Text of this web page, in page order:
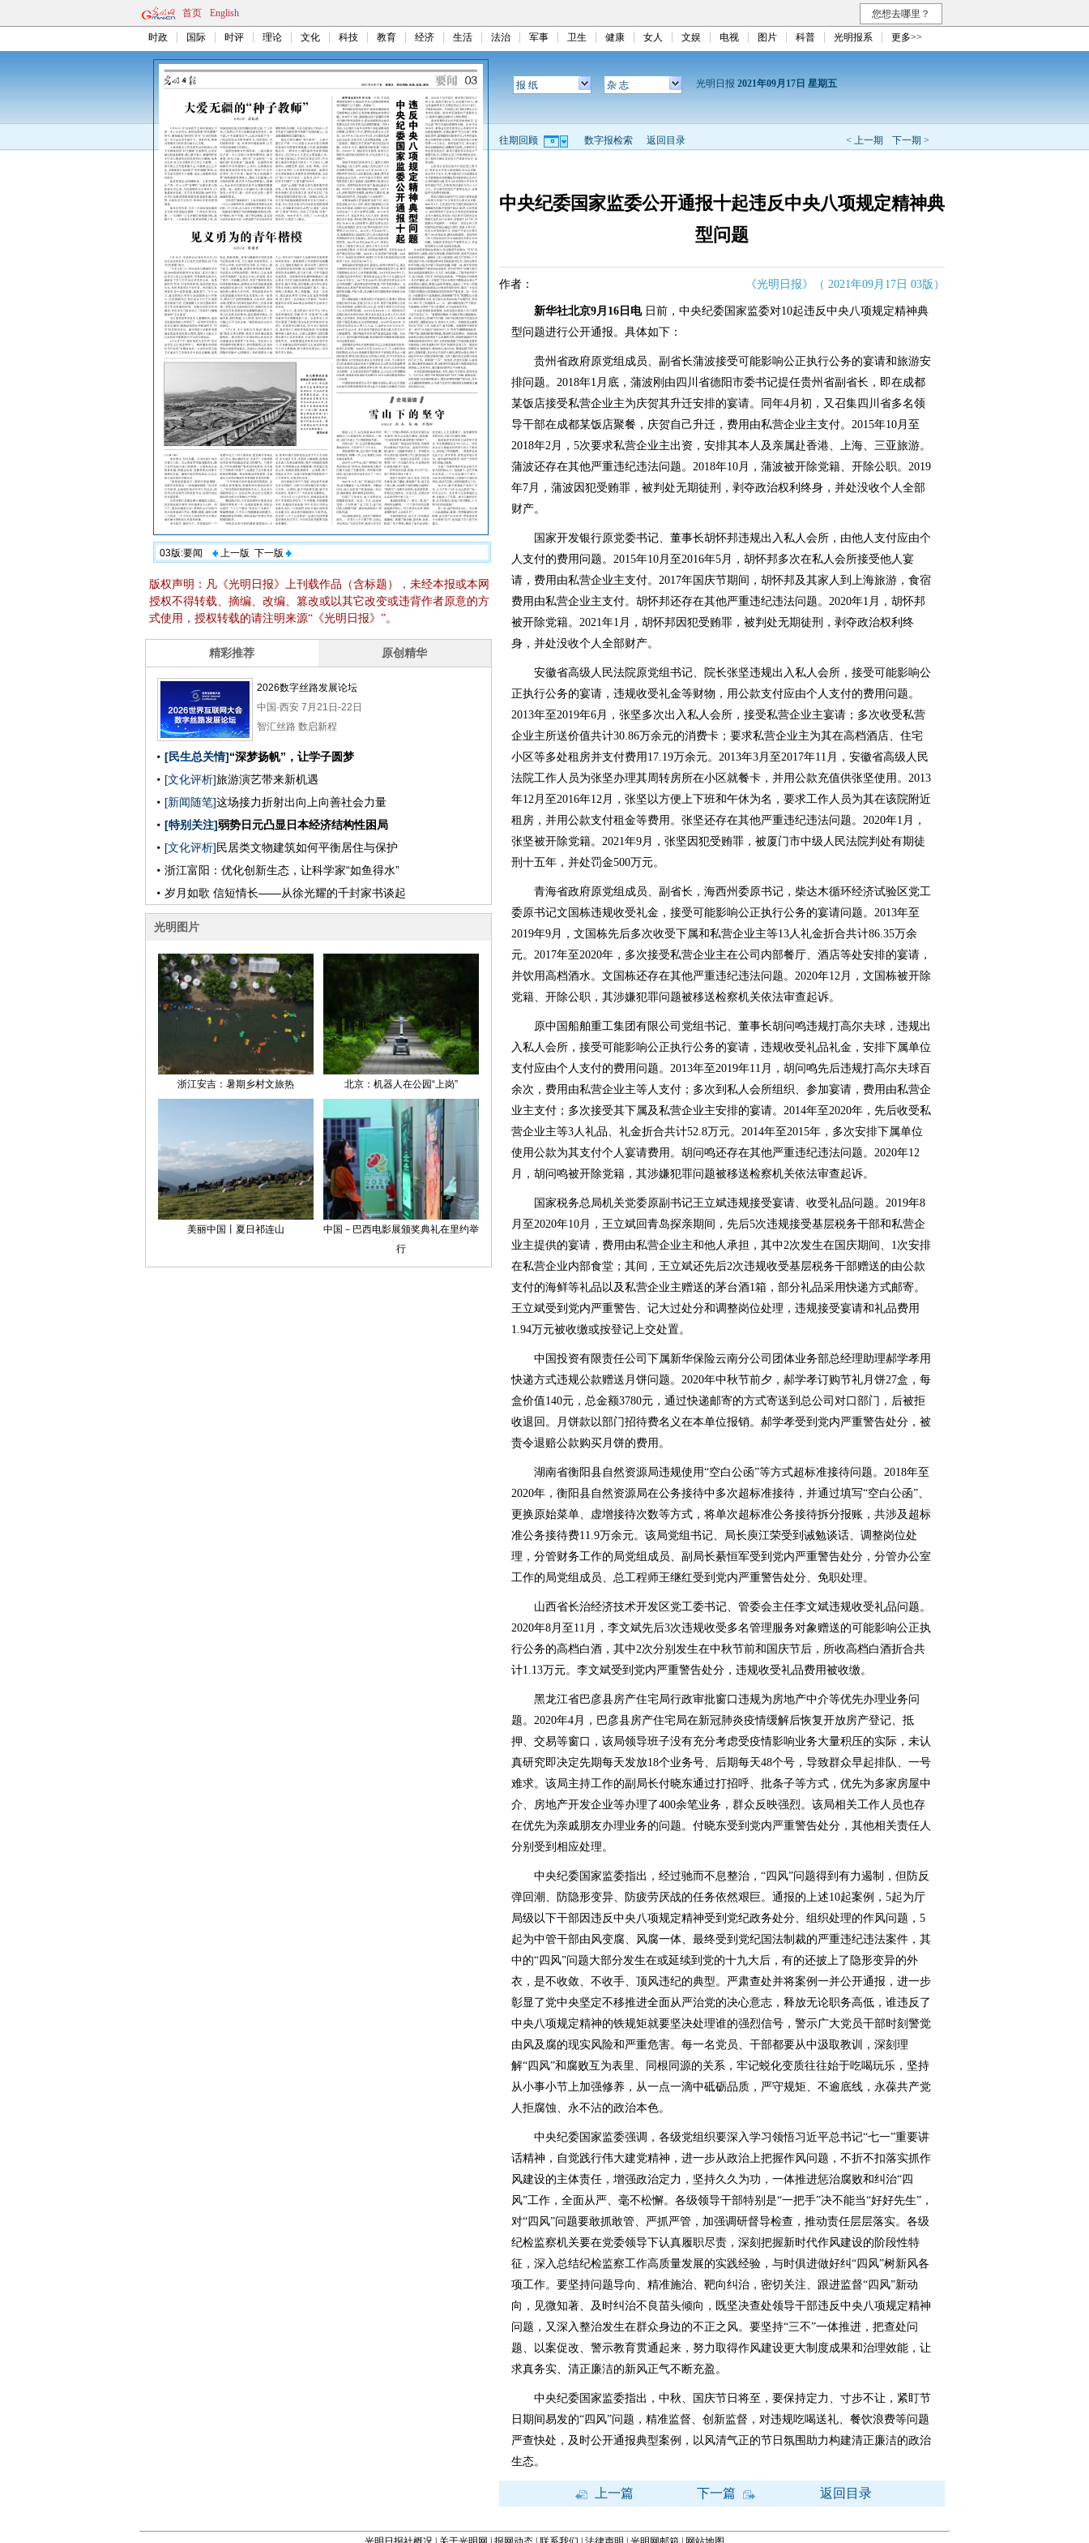
首页 English 您想去哪里？
时政 国际 时评 理论 文化 科技 教育 经济 生活 法治 军事 卫生 健康 女人 文娱 电视 图片 科普 光明报系 更多>>
03版:要闻 上一版 下一版
版权声明：凡《光明日报》上刊载作品（含标题），未经本报或本网
授权不得转载、摘编、改编、篡改或以其它改变或违背作者原意的方
式使用，授权转载的请注明来源“《光明日报》”。
报 纸 杂 志 光明日报 2021年09月17日 星期五
< 上一期 下一期 >
往期回顾 数字报检索 返回目录
中央纪委国家监委公开通报十起违反中央八项规定精神典
型问题
作者： 《光明日报》（ 2021年09月17日 03版）
新华社北京9月16日电日前，中央纪委国家监委对10起违反中央八项规定精神典
型问题进行公开通报。具体如下：
贵州省政府原党组成员、副省长蒲波接受可能影响公正执行公务的宴请和旅游安
排问题。2018年1月底，蒲波刚由四川省德阳市委书记提任贵州省副省长，即在成都
某饭店接受私营企业主为庆贺其升迁安排的宴请。同年4月初，又召集四川省多名领
导干部在成都某饭店聚餐，庆贺自己升迁，费用由私营企业主支付。2015年10月至
2018年2月，5次要求私营企业主出资，安排其本人及亲属赴香港、上海、三亚旅游。
蒲波还存在其他严重违纪违法问题。2018年10月，蒲波被开除党籍、开除公职。2019
年7月，蒲波因犯受贿罪，被判处无期徒刑，剥夺政治权利终身，并处没收个人全部
财产。
国家开发银行原党委书记、董事长胡怀邦违规出入私人会所，由他人支付应由个
人支付的费用问题。2015年10月至2016年5月，胡怀邦多次在私人会所接受他人宴
请，费用由私营企业主支付。2017年国庆节期间，胡怀邦及其家人到上海旅游，食宿
费用由私营企业主支付。胡怀邦还存在其他严重违纪违法问题。2020年1月，胡怀邦
被开除党籍。2021年1月，胡怀邦因犯受贿罪，被判处无期徒刑，剥夺政治权利终
身，并处没收个人全部财产。
安徽省高级人民法院原党组书记、院长张坚违规出入私人会所，接受可能影响公
正执行公务的宴请，违规收受礼金等财物，用公款支付应由个人支付的费用问题。
2013年至2019年6月，张坚多次出入私人会所，接受私营企业主宴请；多次收受私营
企业主所送价值共计30.86万余元的消费卡；要求私营企业主为其在高档酒店、住宅
小区等多处租房并支付费用17.19万余元。2013年3月至2017年11月，安徽省高级人民
法院工作人员为张坚办理其周转房所在小区就餐卡，并用公款充值供张坚使用。2013
年12月至2016年12月，张坚以方便上下班和午休为名，要求工作人员为其在该院附近
租房，并用公款支付租金等费用。张坚还存在其他严重违纪违法问题。2020年1月，
张坚被开除党籍。2021年9月，张坚因犯受贿罪，被厦门市中级人民法院判处有期徒
刑十五年，并处罚金500万元。
青海省政府原党组成员、副省长，海西州委原书记，柴达木循环经济试验区党工
委原书记文国栋违规收受礼金，接受可能影响公正执行公务的宴请问题。2013年至
2019年9月，文国栋先后多次收受下属和私营企业主等13人礼金折合共计86.35万余
元。2017年至2020年，多次接受私营企业主在公司内部餐厅、酒店等处安排的宴请，
并饮用高档酒水。文国栋还存在其他严重违纪违法问题。2020年12月，文国栋被开除
党籍、开除公职，其涉嫌犯罪问题被移送检察机关依法审查起诉。
原中国船舶重工集团有限公司党组书记、董事长胡问鸣违规打高尔夫球，违规出
入私人会所，接受可能影响公正执行公务的宴请，违规收受礼品礼金，安排下属单位
支付应由个人支付的费用问题。2013年至2019年11月，胡问鸣先后违规打高尔夫球百
余次，费用由私营企业主等人支付；多次到私人会所组织、参加宴请，费用由私营企
业主支付；多次接受其下属及私营企业主安排的宴请。2014年至2020年，先后收受私
营企业主等3人礼品、礼金折合共计52.8万元。2014年至2015年，多次安排下属单位
使用公款为其支付个人宴请费用。胡问鸣还存在其他严重违纪违法问题。2020年12
月，胡问鸣被开除党籍，其涉嫌犯罪问题被移送检察机关依法审查起诉。
国家税务总局机关党委原副书记王立斌违规接受宴请、收受礼品问题。2019年8
月至2020年10月，王立斌回青岛探亲期间，先后5次违规接受基层税务干部和私营企
业主提供的宴请，费用由私营企业主和他人承担，其中2次发生在国庆期间、1次安排
在私营企业内部食堂；其间，王立斌还先后2次违规收受基层税务干部赠送的由公款
支付的海鲜等礼品以及私营企业主赠送的茅台酒1箱，部分礼品采用快递方式邮寄。
王立斌受到党内严重警告、记大过处分和调整岗位处理，违规接受宴请和礼品费用
1.94万元被收缴或按登记上交处置。
中国投资有限责任公司下属新华保险云南分公司团体业务部总经理助理郝学孝用
快递方式违规公款赠送月饼问题。2020年中秋节前夕，郝学孝订购节礼月饼27盒，每
盒价值140元，总金额3780元，通过快递邮寄的方式寄送到总公司对口部门，后被拒
收退回。月饼款以部门招待费名义在本单位报销。郝学孝受到党内严重警告处分，被
责令退赔公款购买月饼的费用。
湖南省衡阳县自然资源局违规使用“空白公函”等方式超标准接待问题。2018年至
2020年，衡阳县自然资源局在公务接待中多次超标准接待，并通过填写“空白公函”、
更换原始菜单、虚增接待次数等方式，将单次超标准公务接待拆分报账，共涉及超标
准公务接待费11.9万余元。该局党组书记、局长庾江荣受到诫勉谈话、调整岗位处
理，分管财务工作的局党组成员、副局长綦恒军受到党内严重警告处分，分管办公室
工作的局党组成员、总工程师王继红受到党内严重警告处分、免职处理。
山西省长治经济技术开发区党工委书记、管委会主任李文斌违规收受礼品问题。
2020年8月至11月，李文斌先后3次违规收受多名管理服务对象赠送的可能影响公正执
行公务的高档白酒，其中2次分别发生在中秋节前和国庆节后，所收高档白酒折合共
计1.13万元。李文斌受到党内严重警告处分，违规收受礼品费用被收缴。
黑龙江省巴彦县房产住宅局行政审批窗口违规为房地产中介等优先办理业务问
题。2020年4月，巴彦县房产住宅局在新冠肺炎疫情缓解后恢复开放房产登记、抵
押、交易等窗口，该局领导班子没有充分考虑受疫情影响业务大量积压的实际，未认
真研究即决定先期每天发放18个业务号、后期每天48个号，导致群众早起排队、一号
难求。该局主持工作的副局长付晓东通过打招呼、批条子等方式，优先为多家房屋中
介、房地产开发企业等办理了400余笔业务，群众反映强烈。该局相关工作人员也存
在优先为亲戚朋友办理业务的问题。付晓东受到党内严重警告处分，其他相关责任人
分别受到相应处理。
中央纪委国家监委指出，经过驰而不息整治，“四风”问题得到有力遏制，但防反
弹回潮、防隐形变异、防疲劳厌战的任务依然艰巨。通报的上述10起案例，5起为厅
局级以下干部因违反中央八项规定精神受到党纪政务处分、组织处理的作风问题，5
起为中管干部由风变腐、风腐一体、最终受到党纪国法制裁的严重违纪违法案件，其
中的“四风”问题大部分发生在或延续到党的十九大后，有的还披上了隐形变异的外
衣，是不收敛、不收手、顶风违纪的典型。严肃查处并将案例一并公开通报，进一步
彰显了党中央坚定不移推进全面从严治党的决心意志，释放无论职务高低，谁违反了
中央八项规定精神的铁规矩就要坚决处理谁的强烈信号，警示广大党员干部时刻警觉
由风及腐的现实风险和严重危害。每一名党员、干部都要从中汲取教训，深刻理
解“四风”和腐败互为表里、同根同源的关系，牢记蜕化变质往往始于吃喝玩乐，坚持
从小事小节上加强修养，从一点一滴中砥砺品质，严守规矩、不逾底线，永葆共产党
人拒腐蚀、永不沾的政治本色。
中央纪委国家监委强调，各级党组织要深入学习领悟习近平总书记“七一”重要讲
话精神，自觉践行伟大建党精神，进一步从政治上把握作风问题，不折不扣落实抓作
风建设的主体责任，增强政治定力，坚持久久为功，一体推进惩治腐败和纠治“四
风”工作，全面从严、毫不松懈。各级领导干部特别是“一把手”决不能当“好好先生”，
对“四风”问题要敢抓敢管、严抓严管，加强调研督导检查，推动责任层层落实。各级
纪检监察机关要在党委领导下认真履职尽责，深刻把握新时代作风建设的阶段性特
征，深入总结纪检监察工作高质量发展的实践经验，与时俱进做好纠“四风”树新风各
项工作。要坚持问题导向、精准施治、靶向纠治，密切关注、跟进监督“四风”新动
向，见微知著、及时纠治不良苗头倾向，既坚决查处领导干部违反中央八项规定精神
问题，又深入整治发生在群众身边的不正之风。要坚持“三不”一体推进，把查处问
题、以案促改、警示教育贯通起来，努力取得作风建设更大制度成果和治理效能，让
求真务实、清正廉洁的新风正气不断充盈。
中央纪委国家监委指出，中秋、国庆节日将至，要保持定力、寸步不让，紧盯节
日期间易发的“四风”问题，精准监督、创新监督，对违规吃喝送礼、餐饮浪费等问题
严查快处，及时公开通报典型案例，以风清气正的节日氛围助力构建清正廉洁的政治
生态。
上一篇 下一篇 返回目录